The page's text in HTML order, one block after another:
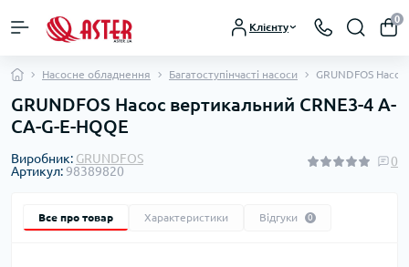
Клієнту
0
Насосне обладнення Багатоступінчасті насоси GRUNDFOS
GRUNDFOS Насос вертикальний CRNE3-4 A-
CA-G-E-HQQE
Виробник: GRUNDFOS
Артикул: 98389820
0
Все про товар Характеристики Відгуки 0